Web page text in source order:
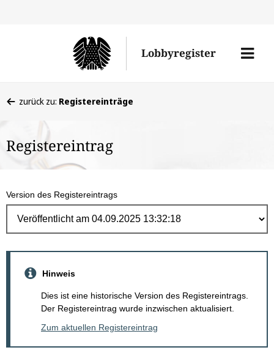
Lobbyregister
Menü
befinden
hier:
zurück zu: Registereinträge
Registereintrag
Version des Registereintrags
Hinweis
Dies ist eine historische Version des Registereintrags.
Der Registereintrag wurde inzwischen aktualisiert.
Zum aktuellen Registereintrag